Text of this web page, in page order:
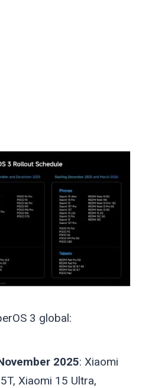
3 global:
2025: Xiaomi
Xiaomi 15 Ultra,